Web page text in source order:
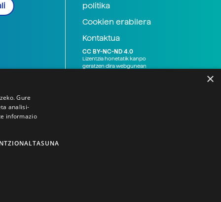
politika
Cookien erabilera
Kontaktua
CC BY-NC-ND 4.0
Lizentzia honetatik kanpo
geratzen dira webgunean
×
Gure
analisi-
informazio